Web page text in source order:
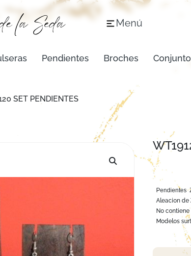
Menú
Pendientes Broches
SET PENDIENTES
Pendientes
Aleacion de
No contiene
Modelos